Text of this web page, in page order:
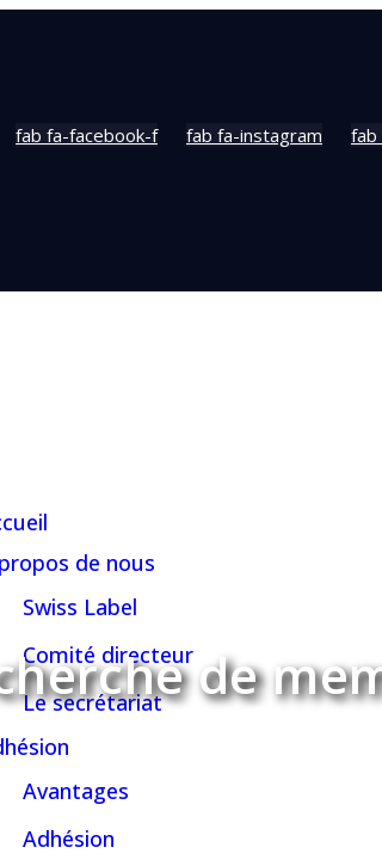
fab fa-facebook-f
fab fa-instagram fab
de nous
Swiss Label
Comité directeur
Le secrétariat
Avantages
Adhésion
de